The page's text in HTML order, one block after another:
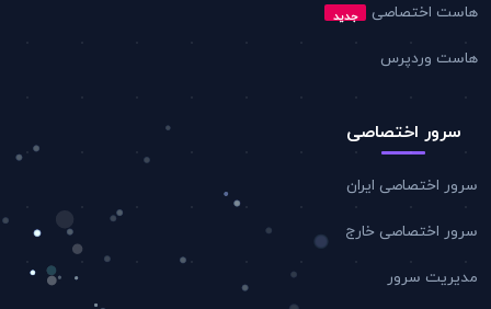
هاست اختصاصی جدید
هاست وردپرس
سرور اختصاصی
سرور اختصاصی ایران
سرور اختصاصی خارج
مدیریت سرور